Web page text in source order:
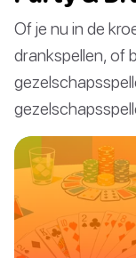
Of je nu in de
drankspellen, of